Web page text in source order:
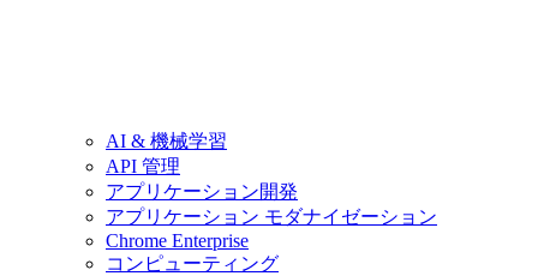
AI & 機械学習
API 管理
アプリケーション開発
アプリケーション モダナイゼーション
Chrome Enterprise
コンピューティング